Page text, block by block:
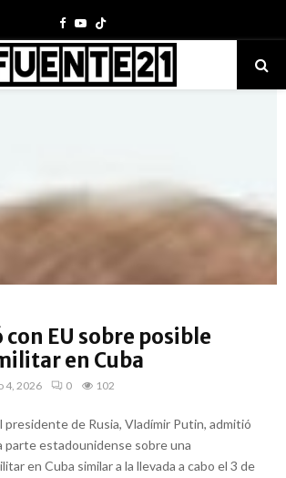
Facebook
Youtube
EU sobre posible
en Cuba
4, 2026 0 102
presidente de Rusia, Vladímir Putin, admitió
parte estadounidense sobre una
en Cuba similar a la llevada a cabo el 3 de